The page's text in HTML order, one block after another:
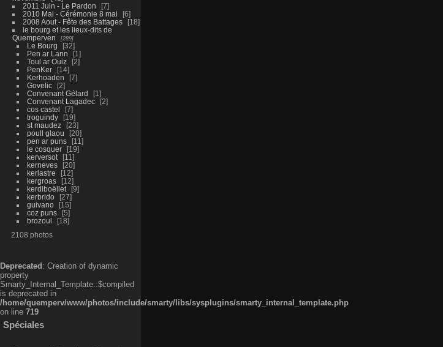
2011 Juin - Le Pardon
7
2010 Mai - Cérémonie 8 mai
6
2008 Aout - Fête des Battages
18
le bourg et les lieux-dits de
Quemperven
289
Le Bourg
32
Pen ar Lann
1
Toul ar Ouiz
2
PenKer
14
Kerhoaden
7
Govelic
2
Convenant Gélard
1
Convenant Lagadec
2
cos castel
7
troguindy
19
st maudez
23
poull glaou
20
pen ar puns
11
le cosquer
19
kerversot
11
kerneves
20
kerlastre
12
kergroas
12
kerdiboëllet
9
kerbrido
27
guivano
15
coz puns
5
brozoul
18
2108 photos
Deprecated : Creation of dynamic
property
Smarty_Internal_Template::$compiled
is deprecated in
/home/quemperv/www/photos/include/smarty/libs/sysplugins/smarty_internal_template.php
on line 719
Spéciales